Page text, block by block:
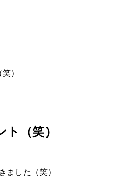
）
（笑）
ました（笑）